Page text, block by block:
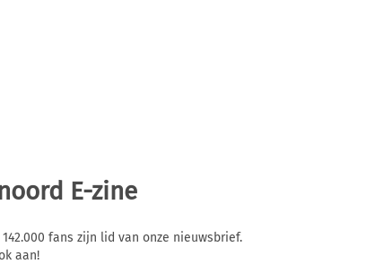
E-zine
fans zijn lid van onze nieuwsbrief.
aan!